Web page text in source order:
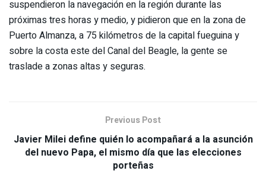
suspendieron la navegación en la región durante las
próximas tres horas y medio, y pidieron que en la zona de
Puerto Almanza, a 75 kilómetros de la capital fueguina y
sobre la costa este del Canal del Beagle, la gente se
traslade a zonas altas y seguras.
Previous Post
Javier Milei define quién lo acompañará a la asunción
del nuevo Papa, el mismo día que las elecciones
porteñas